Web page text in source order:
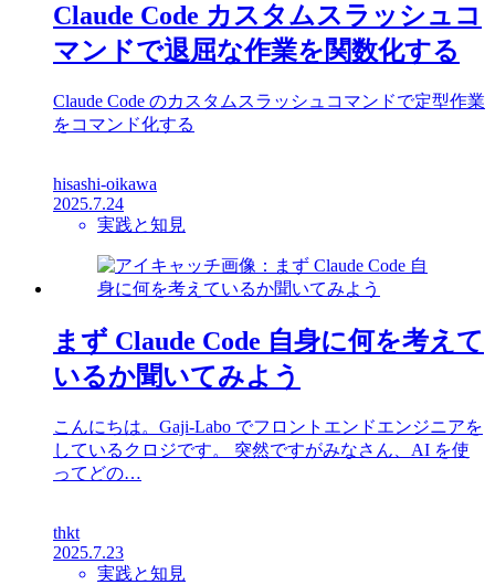
Claude Code カスタムスラッシュコ
マンドで退屈な作業を関数化する
Claude Code のカスタムスラッシュコマンドで定型作業
をコマンド化する
hisashi-oikawa
2025.7.24
実践と知見
まず Claude Code 自身に何を考えて
いるか聞いてみよう
こんにちは。Gaji-Labo でフロントエンドエンジニアを
しているクロジです。 突然ですがみなさん、AI を使
ってどの…
thkt
2025.7.23
実践と知見